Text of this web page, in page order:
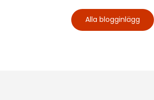
Alla blogginlägg